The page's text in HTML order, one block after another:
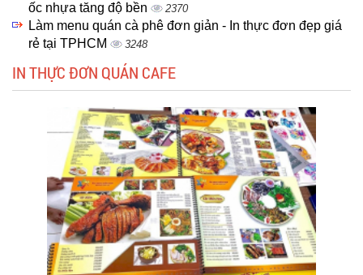
ốc nhựa tăng độ bền
2370
Làm menu quán cà phê đơn giản - In thực đơn đẹp giá
rẻ tại TPHCM
3248
IN THỰC ĐƠN QUÁN CAFE